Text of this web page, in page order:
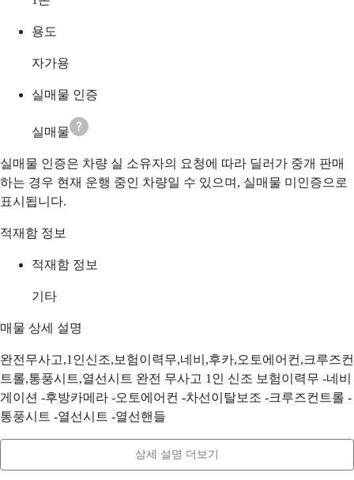
용도
자가용
실매물 인증
실매물
실매물 인증은 차량 실 소유자의 요청에 따라 딜러가 중개 판매
하는 경우 현재 운행 중인 차량일 수 있으며, 실매물 미인증으로
표시됩니다.
적재함 정보
적재함 정보
기타
매물 상세 설명
완전무사고,1인신조,보험이력무,네비,후카,오토에어컨,크루즈컨
트롤,통풍시트,열선시트 완전 무사고 1인 신조 보험이력무 -네비
게이션 -후방카메라 -오토에어컨 -차선이탈보조 -크루즈컨트롤 -
통풍시트 -열선시트 -열선핸들
상세 설명 더보기